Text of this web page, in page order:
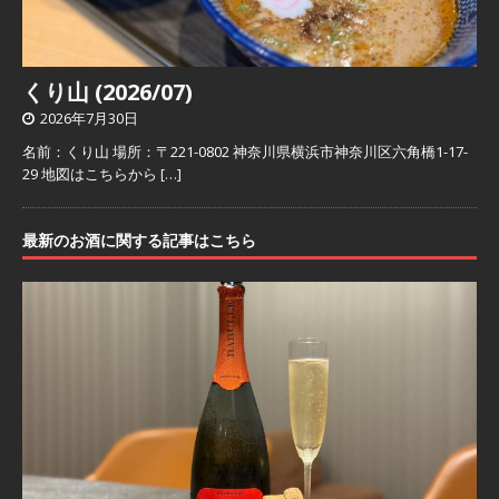
くり山 (2026/07)
2026年7月30日
名前：くり山 場所：〒221-0802 神奈川県横浜市神奈川区六角橋1-17-
29 地図はこちらから […]
最新のお酒に関する記事はこちら